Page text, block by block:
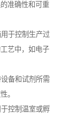
准确性和可重
于控制生产过
艺中，如电子
备和试剂所需
。
控制温室或孵